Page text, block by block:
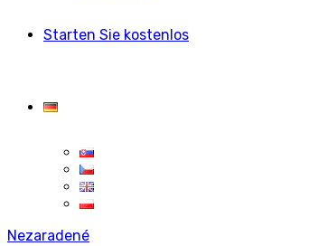
Starten Sie kostenlos
Nezaradené